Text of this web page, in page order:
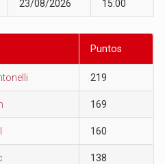
23/08/2026 15:00
Puntos
219
169
160
138